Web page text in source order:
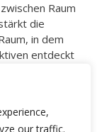
our traffic.
Raum
die
in dem
entdeckt